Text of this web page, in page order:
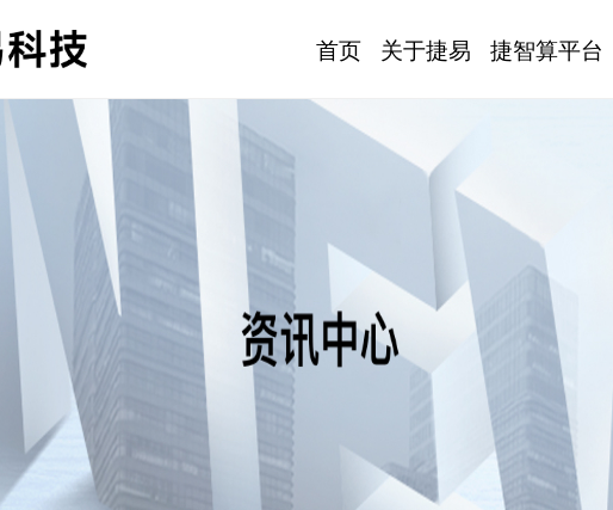
首页 关于捷易 捷智算平台